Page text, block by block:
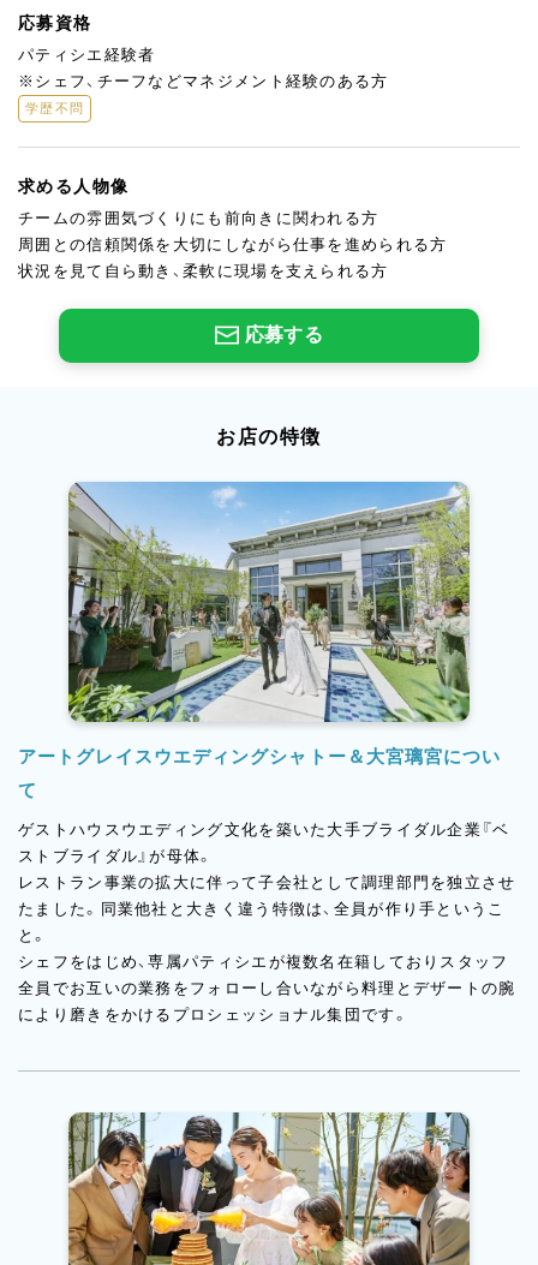
応募資格
パティシエ経験者
※シェフ、チーフなどマネジメント経験のある方
学歴不問
求める人物像
チームの雰囲気づくりにも前向きに関われる方
周囲との信頼関係を大切にしながら仕事を進められる方
状況を見て自ら動き、柔軟に現場を支えられる方
応募する
お店の特徴
アートグレイスウエディングシャトー＆大宮璃宮につい
て
ゲストハウスウエディング文化を築いた大手ブライダル企業『ベ
ストブライダル』が母体。
レストラン事業の拡大に伴って子会社として調理部門を独立させ
たました。同業他社と大きく違う特徴は、全員が作り手というこ
と。
シェフをはじめ、専属パティシエが複数名在籍しておりスタッフ
全員でお互いの業務をフォローし合いながら料理とデザートの腕
により磨きをかけるプロシェッショナル集団です。